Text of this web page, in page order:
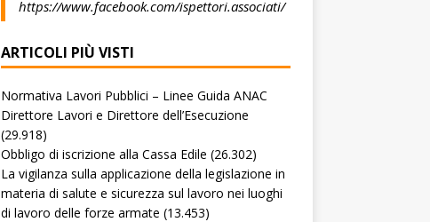
https://www.facebook.com/ispettori.associati/
ARTICOLI PIÙ VISTI
Normativa Lavori Pubblici – Linee Guida ANAC
Direttore Lavori e Direttore dell’Esecuzione
(29.918)
Obbligo di iscrizione alla Cassa Edile (26.302)
La vigilanza sulla applicazione della legislazione in
materia di salute e sicurezza sul lavoro nei luoghi
di lavoro delle forze armate (13.453)